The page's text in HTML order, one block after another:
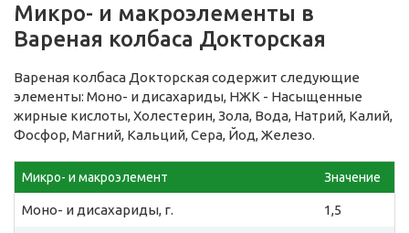
Микро- и макроэлементы в
Вареная колбаса Докторская
Вареная колбаса Докторская содержит следующие
элементы: Моно- и дисахариды, НЖК - Насыщенные
жирные кислоты, Холестерин, Зола, Вода, Натрий, Калий,
Фосфор, Магний, Кальций, Сера, Йод, Железо.
Микро- и макроэлемент Значение
Моно- и дисахариды, г. 1,5